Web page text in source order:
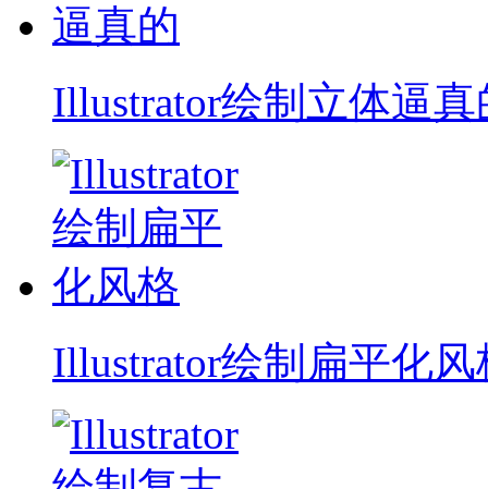
Illustrator绘制立体逼真
Illustrator绘制扁平化风